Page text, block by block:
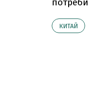
КИТАЙ